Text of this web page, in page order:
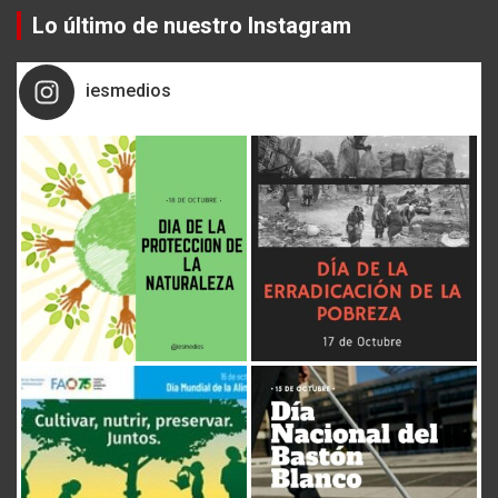
r
h
Lo último de nuestro Instagram
iesmedios